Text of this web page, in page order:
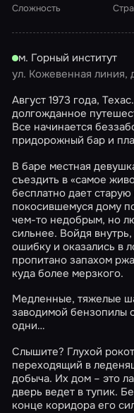
Сложность
м. Горный институт
ул. Кожевенная линия,
Август 1973 года,
долгожданное
Все начинается
придорожный бар и
В баре местная
съездить в «самое
бесплатно дает
покосившемуся дому
чем-то недобрым, но
сильнее. Войдя
ошибку и оказались в
пропитано запахом
куда более мерзкого.
Медленные, тяжелые
заводимой бензопилы
одни…
Слышите? Глухой
переходящий в
добыча. Их дом – это
дверь ведет в тупик.
конце коридора его